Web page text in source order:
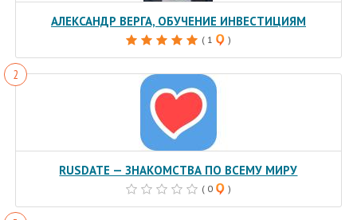
АЛЕКСАНДР ВЕРГА, ОБУЧЕНИЕ ИНВЕСТИЦИЯМ
( 1 )
RUSDATE — ЗНАКОМСТВА ПО ВСЕМУ МИРУ
( 0 )